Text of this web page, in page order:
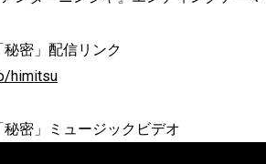
秘密」配信リンク
himitsu
秘密」ミュージックビデオ